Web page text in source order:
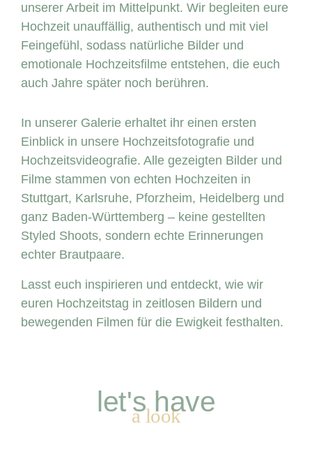
unserer Arbeit im Mittelpunkt. Wir begleiten eure
Hochzeit unauffällig, authentisch und mit viel
Feingefühl, sodass natürliche Bilder und
emotionale Hochzeitsfilme entstehen, die euch
auch Jahre später noch berühren.
In unserer Galerie erhaltet ihr einen ersten
Einblick in unsere Hochzeitsfotografie und
Hochzeitsvideografie. Alle gezeigten Bilder und
Filme stammen von echten Hochzeiten in
Stuttgart, Karlsruhe, Pforzheim, Heidelberg und
ganz Baden-Württemberg – keine gestellten
Styled Shoots, sondern echte Erinnerungen
echter Brautpaare.
Lasst euch inspirieren und entdeckt, wie wir
euren Hochzeitstag in zeitlosen Bildern und
bewegenden Filmen für die Ewigkeit festhalten.
let's have
a look